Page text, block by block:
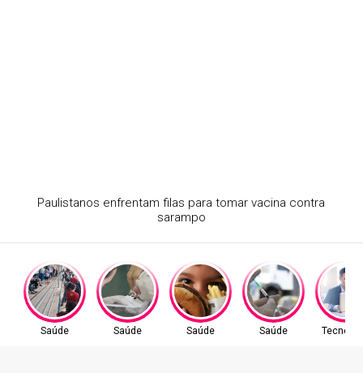
Atraso na ampliação do teste do pezinho dificulta
diagnóstico da AME
Saúde Saúde Saúde Saúde